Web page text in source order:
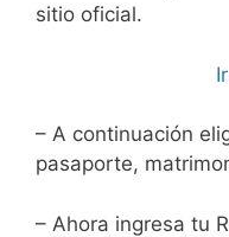
sitio oficial.
– A continuación
pasaporte,
– Ahora ingresa tu